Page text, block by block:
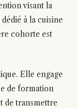
visant la
à la cuisine
cohorte est
Elle engage
de formation
de transmettre